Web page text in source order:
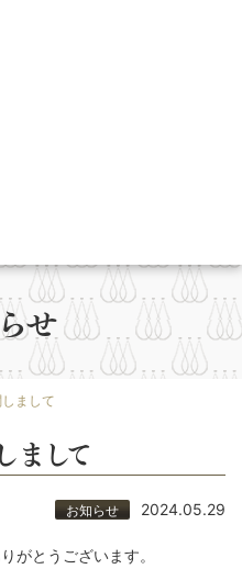
せ
まして
まして
お知らせ 2024.05.29
がとうございます。